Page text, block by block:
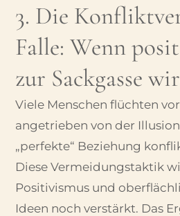
3. Die
Falle: Wenn
zur Sackgasse
Viele Menschen flüchten
angetrieben von der
„perfekte“ Beziehung
Diese Vermeidungstaktik
Positivismus und
Ideen noch verstärkt. Das